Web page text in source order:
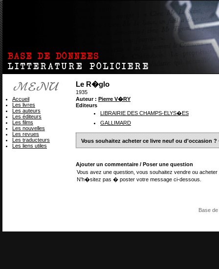
Le R�glo
1935
Auteur : Pierre V�RY
Editeurs
LIBRAIRIE DES CHAMPS-ELYS�ES
GALLIMARD
Vous souhaitez acheter ce livre neuf ou d'occasion ?
Ajouter un commentaire / Poser une question
Vous avez une question, vous souhaitez vendre ou
N'h�sitez pas � poster votre message ci-dessous.
Accueil
Les livres
Les auteurs
Les éditeurs
Les films
Les nouvelles
Les revues
Les traducteurs
Les liens utiles
Base